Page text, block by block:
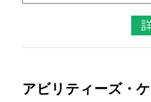
アビリティーズ・